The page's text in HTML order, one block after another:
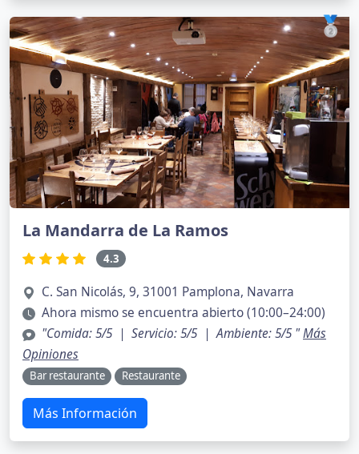
🥈
La Mandarra de La Ramos
4.3
C. San Nicolás, 9, 31001 Pamplona, Navarra
Ahora mismo se encuentra abierto (10:00–24:00)
"Comida: 5/5 | Servicio: 5/5 | Ambiente: 5/5 "Más
Opiniones
Bar restaurante Restaurante
Más Información